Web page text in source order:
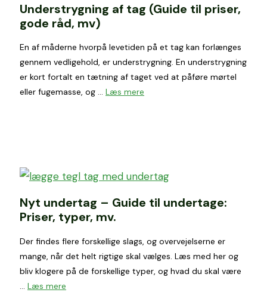
Understrygning af tag (Guide til priser,
gode råd, mv)
En af måderne hvorpå levetiden på et tag kan forlænges
gennem vedligehold, er understrygning. En understrygning
er kort fortalt en tætning af taget ved at påføre mørtel
eller fugemasse, og … Læs mere
Nyt undertag – Guide til undertage:
Priser, typer, mv.
Der findes flere forskellige slags, og overvejelserne er
mange, når det helt rigtige skal vælges. Læs med her og
bliv klogere på de forskellige typer, og hvad du skal være
Læs mere